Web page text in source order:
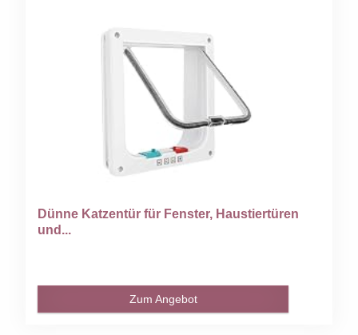
Dünne Katzentür für Fenster, Haustiertüren
und...
Zum Angebot